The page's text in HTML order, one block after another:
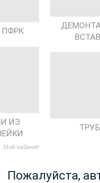
ИЗ
Мой кабинет
Пожалуйста,